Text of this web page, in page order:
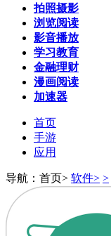
拍照摄影
浏览阅读
影音播放
学习教育
金融理财
漫画阅读
加速器
首页
手游
应用
导航：首页> 软件> >